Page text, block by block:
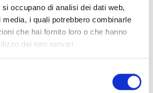
occupano di analisi dei dati web,
media, i quali potrebbero combinarle
che hai fornito loro o che hanno
dei loro servizi.
Sie sich für dieses